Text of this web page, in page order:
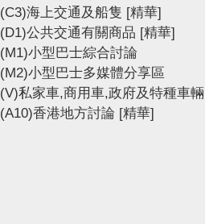
(C3)海上交通及船隻 [精華]
(D1)公共交通有關商品 [精華]
(M1)小型巴士綜合討論
(M2)小型巴士多媒體分享區
(V)私家車,商用車,政府及特種車輛
(A10)香港地方討論 [精華]